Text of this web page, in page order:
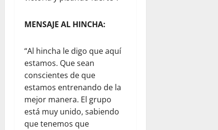
MENSAJE AL HINCHA:
“Al hincha le digo que aquí
estamos. Que sean
conscientes de que
estamos entrenando de la
mejor manera. El grupo
está muy unido, sabiendo
que tenemos que